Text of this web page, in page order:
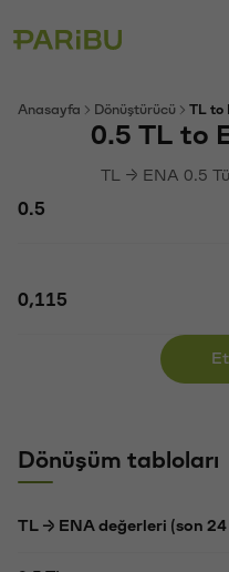
Anasayfa Dönüştürücü TL to
0.5 TL to
TL → ENA 0.5
Dönüşüm tabloları
TL → ENA değerleri (son